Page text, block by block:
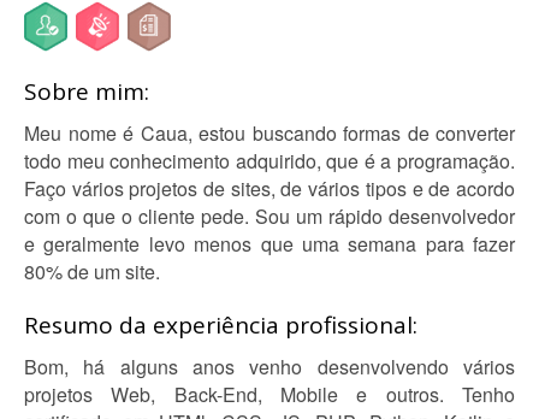
Sobre mim:
Meu nome é Caua, estou buscando formas de converter
todo meu conhecimento adquirido, que é a programação.
Faço vários projetos de sites, de vários tipos e de acordo
com o que o cliente pede. Sou um rápido desenvolvedor
e geralmente levo menos que uma semana para fazer
80% de um site.
Resumo da experiência profissional:
Bom, há alguns anos venho desenvolvendo vários
projetos Web, Back-End, Mobile e outros. Tenho